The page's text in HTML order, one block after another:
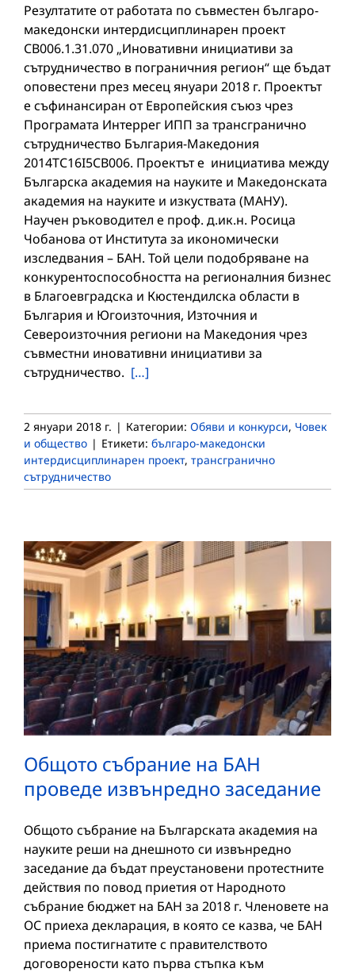
Резултатите от работата по съвместен българо-
македонски интердисциплинарен проект
CB006.1.31.070 „Иновативни инициативи за
сътрудничество в пограничния регион“ ще бъдат
оповестени през месец януари 2018 г. Проектът
е съфинансиран от Европейския съюз чрез
Програмата Интеррег ИПП за трансгранично
сътрудничество България-Македония
2014TC16I5CB006. Проектът е инициатива между
Българска академия на науките и Македонската
академия на науките и изкуствата (МАНУ).
Научен ръководител е проф. д.ик.н. Росица
Чобанова от Института за икономически
изследвания – БАН. Той цели подобряване на
конкурентоспособността на регионалния бизнес
в Благоевградска и Кюстендилска области в
България и Югоизточния, Източния и
Североизточния региони на Македония чрез
съвместни иновативни инициативи за
сътрудничество. […]
2 януари 2018 г. | Категории: Обяви и конкурси, Човек
и общество | Етикети: българо-македонски
интердисциплинарен проект, трансгранично
сътрудничество
Общото събрание на БАН
проведе извънредно заседание
Общото събрание на Българската академия на
науките реши на днешното си извънредно
заседание да бъдат преустановени протестните
действия по повод приетия от Народното
събрание бюджет на БАН за 2018 г. Членовете на
ОС приеха декларация, в която се казва, че БАН
приема постигнатите с правителството
договорености като първа стъпка към